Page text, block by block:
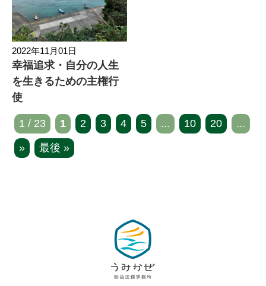
2022年11月01日
幸福追求・自分の人生
を生きるための主権行
使
1 / 23 1 2 3 4 5 ... 10 20 ...
» 最後 »